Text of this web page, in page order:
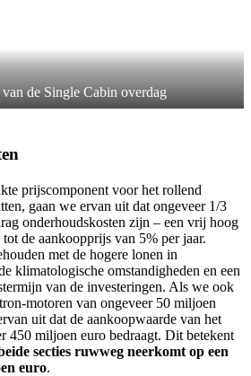
de Single Cabin overdag
prijscomponent voor het rollend
gaan we ervan uit dat ongeveer 1/3
onderhoudskosten zijn – een vrij hoog
de aankoopprijs van 5% per jaar.
met de hogere lonen in
klimatologische omstandigheden en een
van de investeringen. Als we ook
motoren van ongeveer 50 miljoen
uit dat de aankoopwaarde van het
450 miljoen euro bedraagt. Dit betekent
secties ruwweg neerkomt op een
euro.